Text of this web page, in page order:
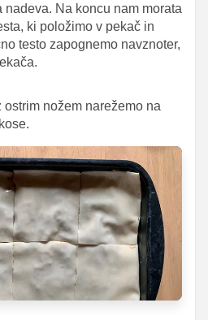
nadeva. Na koncu nam morata
ki položimo v pekač in
testo zapognemo navznoter,
ostrim nožem narežemo na